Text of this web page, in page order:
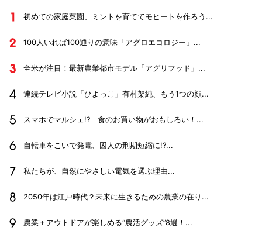
初めての家庭菜園、ミントを育ててモヒートを作ろう...
100人いれば100通りの意味「アグロエコロジー」...
全米が注目！最新農業都市モデル「アグリフッド」...
連続テレビ小説「ひよっこ」有村架純、もう1つの顔...
スマホでマルシェ!? 食のお買い物がおもしろい！...
自転車をこいで発電、囚人の刑期短縮に!?...
私たちが、自然にやさしい電気を選ぶ理由...
2050年は江戸時代？未来に生きるための農業の在り...
農業＋アウトドアが楽しめる“農活グッズ”8選！...